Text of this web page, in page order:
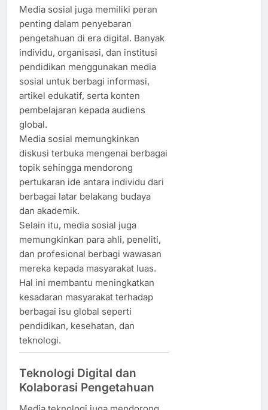
Media sosial juga memiliki peran
penting dalam penyebaran
pengetahuan di era digital. Banyak
individu, organisasi, dan institusi
pendidikan menggunakan media
sosial untuk berbagi informasi,
artikel edukatif, serta konten
pembelajaran kepada audiens
global.
Media sosial memungkinkan
diskusi terbuka mengenai berbagai
topik sehingga mendorong
pertukaran ide antara individu dari
berbagai latar belakang budaya
dan akademik.
Selain itu, media sosial juga
memungkinkan para ahli, peneliti,
dan profesional berbagi wawasan
mereka kepada masyarakat luas.
Hal ini membantu meningkatkan
kesadaran masyarakat terhadap
berbagai isu global seperti
pendidikan, kesehatan, dan
teknologi.
Teknologi Digital dan
Kolaborasi Pengetahuan